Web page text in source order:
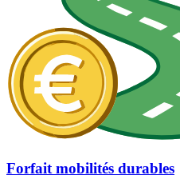
Forfait mobilités durables